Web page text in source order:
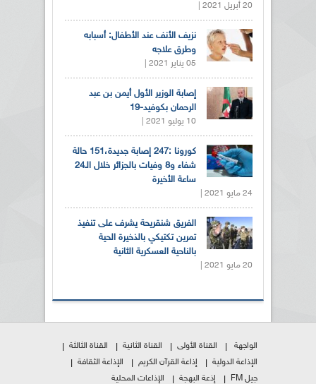
20 أبريل 2021 |
نزيف الأنف عند الأطفال: أسبابه
وطرق علاجه
05 يناير 2021 |
إصابة الوزير الأول أيمن بن عبد
الرحمان بكوفيد-19
10 يوليو 2021 |
كورونا :247 إصابة جديدة،151 حالة
شفاء و8 وفيات بالجزائر خلال الـ24
ساعة الأخيرة
24 مايو 2021 |
الفريق شنقريحة يشرف على تنفيذ
تمرين تكتيكي بالذخيرة الحية
بالناحية العسكرية الثانية
20 مايو 2021 |
الواجهة القناة الأولى القناة الثانية
القناة الثالثة
الإذاعة الدولية
إذاعة القرآن الكريم
الإذاعة الثقافة
جيل FM
إذعة البهجة الإذاعات المحلية